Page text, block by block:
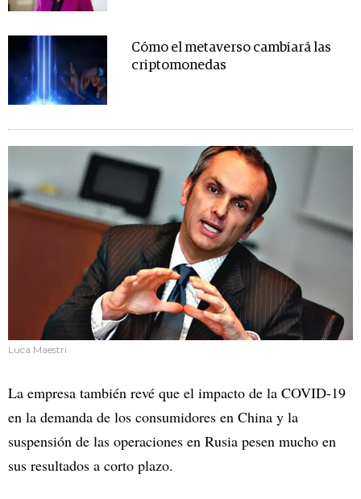
Cómo el metaverso cambiará las
criptomonedas
Luca Maestri
La empresa también revé que el impacto de la COVID-19
en la demanda de los consumidores en China y la
suspensión de las operaciones en Rusia pesen mucho en
sus resultados a corto plazo.